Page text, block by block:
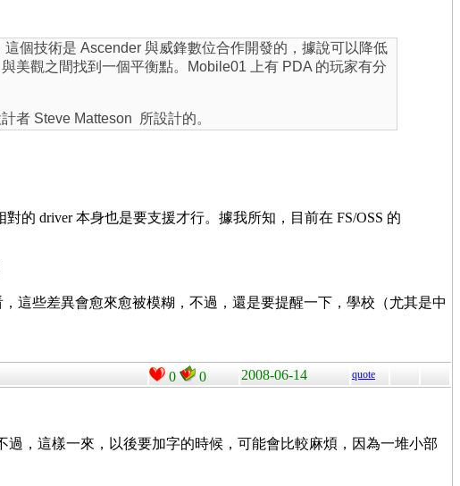
個技術是 Ascender 與威鋒數位合作開發的，據說可以降低
美觀之間找到一個平衡點。Mobile01 上有 PDA 的玩家有分
者 Steve Matteson 所設計的。
的 driver 本身也是要支援才行。據我所知，目前在 FS/OSS 的
這些差異會愈來愈被模糊，不過，還是要提醒一下，學校（尤其是中
0 0 2008-06-14 quote
過，這樣一來，以後要加字的時候，可能會比較麻煩，因為一堆小部